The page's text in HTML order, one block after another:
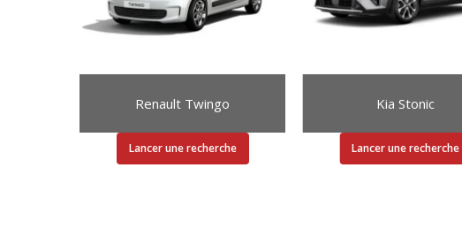
Renault Twingo
Lancer une recherche
Kia Stonic
Lancer une recherche